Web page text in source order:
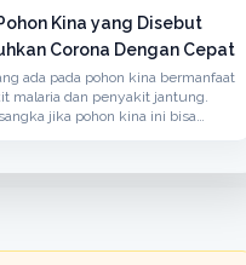
Kina yang Disebut
Corona Dengan Cepat
ada pada pohon kina bermanfaat
malaria dan penyakit jantung.
jika pohon kina ini bisa